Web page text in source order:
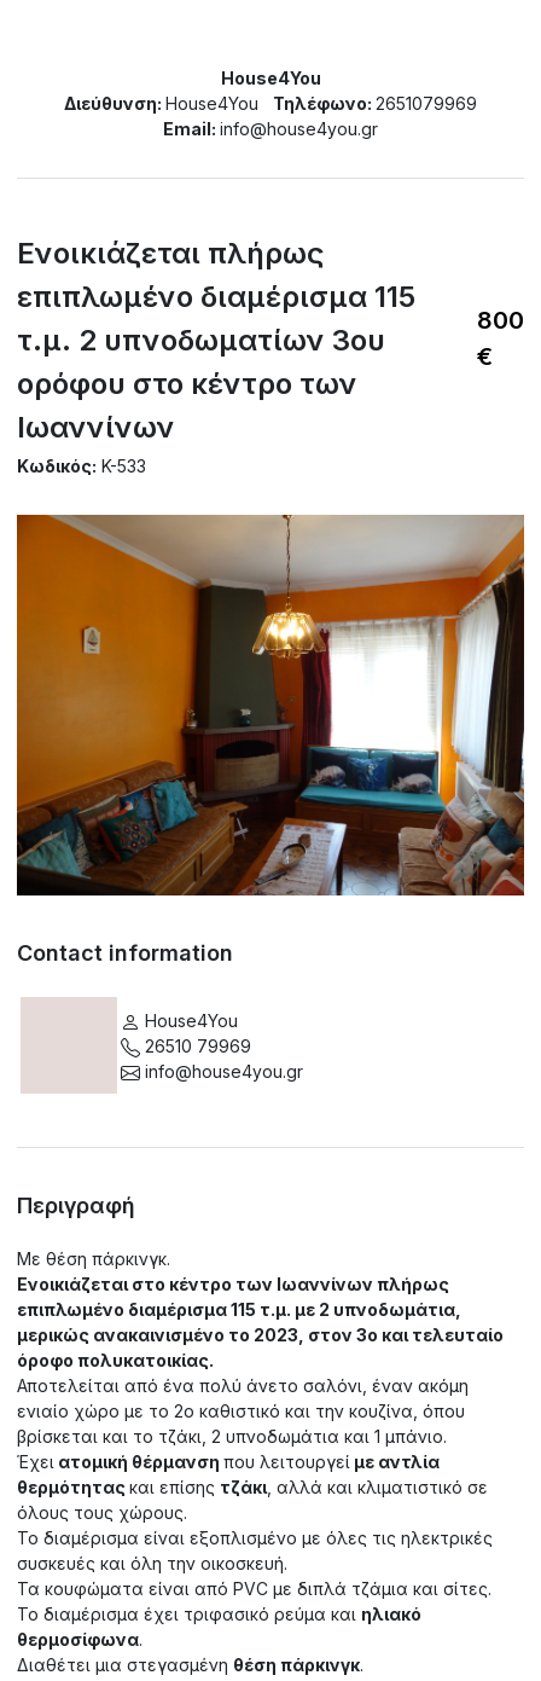
House4You
Διεύθυνση: House4You Τηλέφωνο: 2651079969
Email: info@house4you.gr
Ενοικιάζεται πλήρως
επιπλωμένο διαμέρισμα 115
τ.μ. 2 υπνοδωματίων 3ου
ορόφου στο κέντρο των
Ιωαννίνων
Κωδικός: K-533
800
€
Contact information
House4You
26510 79969
info@house4you.gr
Περιγραφή
Με θέση πάρκινγκ.
Ενοικιάζεται στο κέντρο των Ιωαννίνων πλήρως
επιπλωμένο διαμέρισμα 115 τ.μ. με 2 υπνοδωμάτια,
μερικώς ανακαινισμένο το 2023, στον 3ο και τελευταίο
όροφο πολυκατοικίας.
Αποτελείται από ένα πολύ άνετο σαλόνι, έναν ακόμη
ενιαίο χώρο με το 2ο καθιστικό και την κουζίνα, όπου
βρίσκεται και το τζάκι, 2 υπνοδωμάτια και 1 μπάνιο.
Έχει ατομική θέρμανση που λειτουργεί με αντλία
θερμότηταςκαι επίσης τζάκι , αλλά και κλιματιστικό σε
όλους τους χώρους.
Το διαμέρισμα είναι εξοπλισμένο με όλες τις ηλεκτρικές
συσκευές και όλη την οικοσκευή.
Τα κουφώματα είναι από PVC με διπλά τζάμια και σίτες.
Το διαμέρισμα έχει τριφασικό ρεύμα και ηλιακό
θερμοσίφωνα.
Διαθέτει μια στεγασμένη θέση πάρκινγκ.